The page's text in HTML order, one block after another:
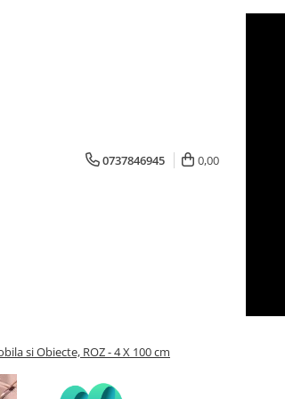
0737846945 0,00
si Obiecte, ROZ - 4 X 100 cm